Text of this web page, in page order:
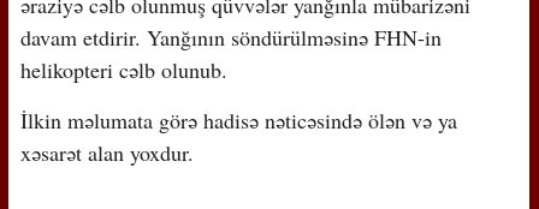
davam etdirir. Yanğının söndürülməsinə FHN-in
helikopteri cəlb olunub.
İlkin məlumata görə hadisə nəticəsində ölən və ya
xəsarət alan yoxdur.